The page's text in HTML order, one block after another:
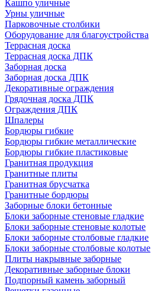
Кашпо уличные
Урны уличные
Парковочные столбики
Оборудование для благоустройства
Террасная доска
Террасная доска ДПК
Заборная доска
Заборная доска ДПК
Декоративные ограждения
Грядочная доска ДПК
Ограждения ДПК
Шпалеры
Бордюры гибкие
Бордюры гибкие металлические
Бордюры гибкие пластиковые
Гранитная продукция
Гранитные плиты
Гранитная брусчатка
Гранитные бордюры
Заборные блоки бетонные
Блоки заборные стеновые гладкие
Блоки заборные стеновые колотые
Блоки заборные столбовые гладкие
Блоки заборные столбовые колотые
Плиты накрывные заборные
Декоративные заборные блоки
Подпорный камень заборный